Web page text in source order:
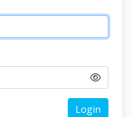
Login